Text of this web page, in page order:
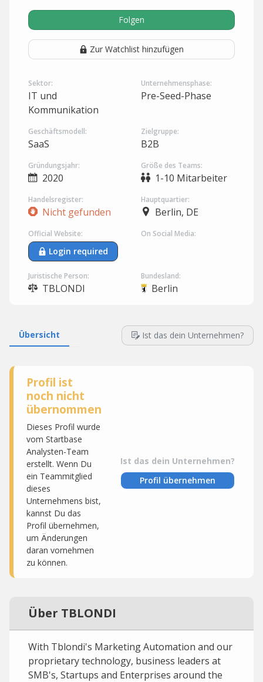
Folgen
Zur Watchlist hinzufügen
Sektor:
IT und
Kommunikation
Unternehmensphase:
Pre-Seed-Phase
Geschäftsmodell:
SaaS
Zielgruppe:
B2B
Gründungsjahr:
2020
Größe des Teams:
1-10 Mitarbeiter
Handelsregister:
Nicht gefunden
Hauptquartier:
Berlin, DE
Official Website:
Login required
On Social Media:
Juristische Person:
TBLONDI
Bundesland:
Berlin
Übersicht Ist das dein Unternehmen?
Profil ist
noch nicht
übernommen
Dieses Profil wurde
vom Startbase
Analysten-Team
erstellt. Wenn Du
ein Teammitglied
dieses
Unternehmens bist,
kannst Du das
Profil übernehmen,
um Änderungen
daran vornehmen
zu können.
Ist das dein Unternehmen?
Profil übernehmen
Über TBLONDI
With Tblondi's Marketing Automation and our
proprietary technology, business leaders at
SMB's, Startups and Enterprises around the